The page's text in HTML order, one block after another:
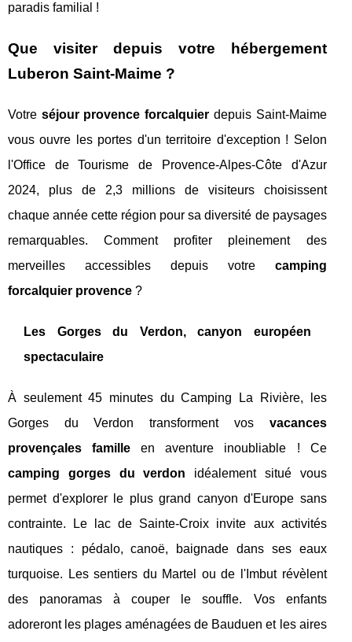
paradis familial !
Que visiter depuis votre hébergement
Luberon Saint-Maime ?
Votre séjour provence forcalquier depuis Saint-Maime
vous ouvre les portes d'un territoire d'exception ! Selon
l'Office de Tourisme de Provence-Alpes-Côte d'Azur
2024, plus de 2,3 millions de visiteurs choisissent
chaque année cette région pour sa diversité de paysages
remarquables. Comment profiter pleinement des
merveilles accessibles depuis votre camping
forcalquier provence ?
Les Gorges du Verdon, canyon européen
spectaculaire
À seulement 45 minutes du Camping La Rivière, les
Gorges du Verdon transforment vos vacances
provençales famille en aventure inoubliable ! Ce
camping gorges du verdon idéalement situé vous
permet d'explorer le plus grand canyon d'Europe sans
contrainte. Le lac de Sainte-Croix invite aux activités
nautiques : pédalo, canoë, baignade dans ses eaux
turquoise. Les sentiers du Martel ou de l'Imbut révèlent
des panoramas à couper le souffle. Vos enfants
adoreront les plages aménagées de Bauduen et les aires